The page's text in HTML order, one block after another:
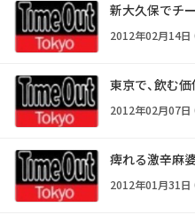
新大久保でチ
2012年02月14日
東京で、飲む
2012年02月07日
痺れる激辛麻
2012年01月31日